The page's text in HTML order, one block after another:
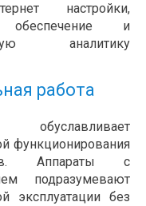
настройки,
обеспечение и
аналитику
работа
функционирования
Аппараты с
подразумевают
эксплуатации без